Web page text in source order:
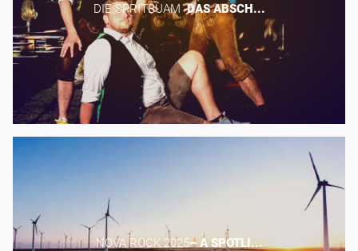
DIE SPRITBUAM -​DAS ABSCH...
NOVA ROCK 2025​– A SPOTLI...